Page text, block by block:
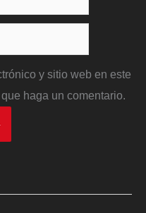
y sitio web en este
haga un comentario.